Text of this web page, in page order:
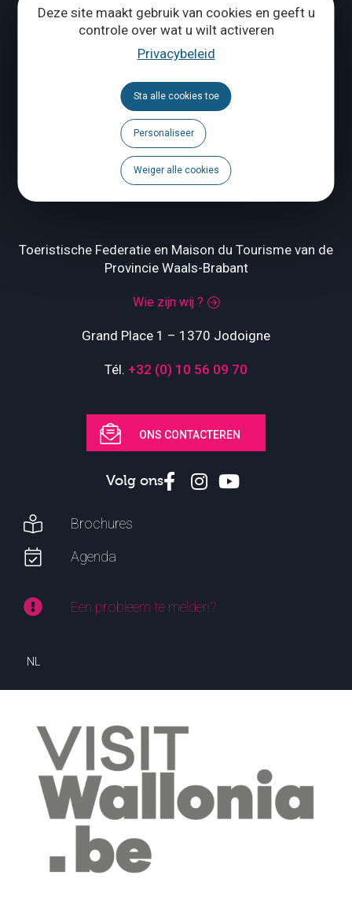
Deze site maakt gebruik van cookies en geeft u
controle over wat u wilt activeren
Privacybeleid
Sta alle cookies toe
Personaliseer
Weiger alle cookies
Toeristische Federatie en Maison du Tourisme van de
Provincie Waals-Brabant
Wie zijn wij ?
Grand Place 1 – 1370 Jodoigne
Tél. +32 (0) 10 56 09 70
ONS CONTACTEREN
Volg ons
Brochures
Agenda
Een probleem te melden?
NL